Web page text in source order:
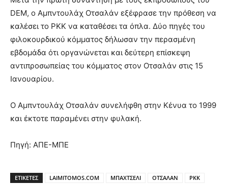
DEM, ο Αμπντουλάχ Οτσαλάν εξέφρασε την πρόθεση να
καλέσει το PKK να καταθέσει τα όπλα. Δύο πηγές του
φιλοκουρδικού κόμματος δήλωσαν την περασμένη
εβδομάδα ότι οργανώνεται και δεύτερη επίσκεψη
αντιπροσωπείας του κόμματος στον Οτσαλάν στις 15
Ιανουαρίου.
Ο Αμπντουλάχ Οτσαλάν συνελήφθη στην Κένυα το 1999
και έκτοτε παραμένει στην φυλακή.
Πηγή: ΑΠΕ-ΜΠΕ
ΕΤΙΚΕΤΕΣ LAIMITOMOS.COM ΜΠΑΧΤΣΕΛΙ ΟΤΣΑΛΑΝ
ΡΚΚ